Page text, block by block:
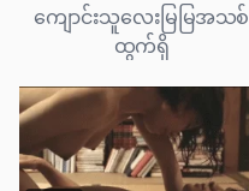
ကျောင်းသူလေးမြမြအသစ်
ထွက်ရှိ